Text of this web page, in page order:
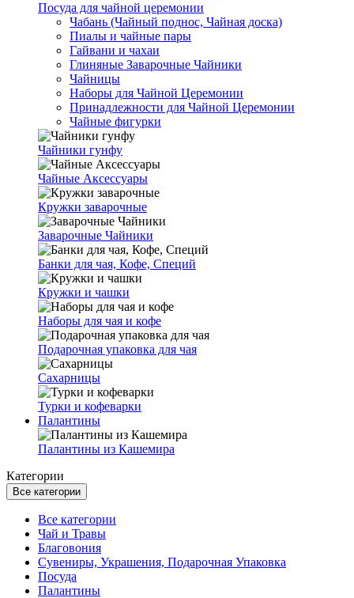
Посуда для чайной церемонии
Чабань (Чайный поднос, Чайная доска)
Пиалы и чайные пары
Гайвани и чахаи
Глиняные Заварочные Чайники
Чайницы
Наборы для Чайной Церемонии
Принадлежности для Чайной Церемонии
Чайные фигурки
Чайники гунфу
Чайные Аксессуары
Кружки заварочные
Заварочные Чайники
Банки для чая, Кофе, Специй
Кружки и чашки
Наборы для чая и кофе
Подарочная упаковка для чая
Сахарницы
Турки и кофеварки
Палантины
Палантины из Кашемира
Категории
Все категории
Все категории
Чай и Травы
Благовония
Сувениры, Украшения, Подарочная Упаковка
Посуда
Палантины